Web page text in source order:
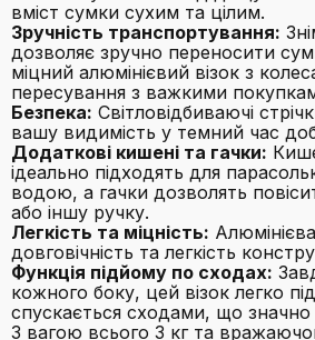
вміст сумки сухим та цілим.
Зручність транспортування:
дозволяє зручно переносити
міцний алюмінієвий візок з
пересування з важкими
Безпека: Світловідбиваючі
вашу видимість у темний час
Додаткові кишені та гачки:
ідеально підходять для
водою, а гачки дозволять
або іншу ручку.
Легкість та міцність:
довговічність та легкість
Функція підйому по сходах:
кожного боку, цей візок легко
спускається сходами, що
З вагою всього 3 кг та